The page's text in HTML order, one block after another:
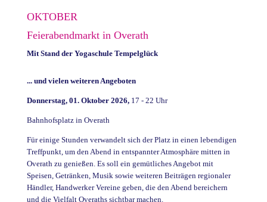
OKTOBER
Feierabendmarkt in Overath
Mit Stand der Yogaschule Tempelglück
... und vielen weiteren Angeboten
Donnerstag, 01. Oktober 2026,17 - 22 Uhr
Bahnhofsplatz in Overath
Für einige Stunden verwandelt sich der Platz in einen lebendigen
Treffpunkt, um den Abend in entspannter Atmosphäre mitten in
Overath zu genießen. Es soll ein gemütliches Angebot mit
Speisen, Getränken, Musik sowie weiteren Beiträgen regionaler
Händler, Handwerker Vereine geben, die den Abend bereichern
und die Vielfalt Overaths sichtbar machen.